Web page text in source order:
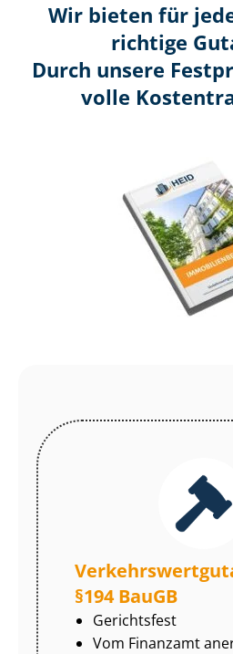
Wir bieten für
richtige
Durch unsere
volle
§194 BauGB
Gerichtsfest
Vom Finanzamt